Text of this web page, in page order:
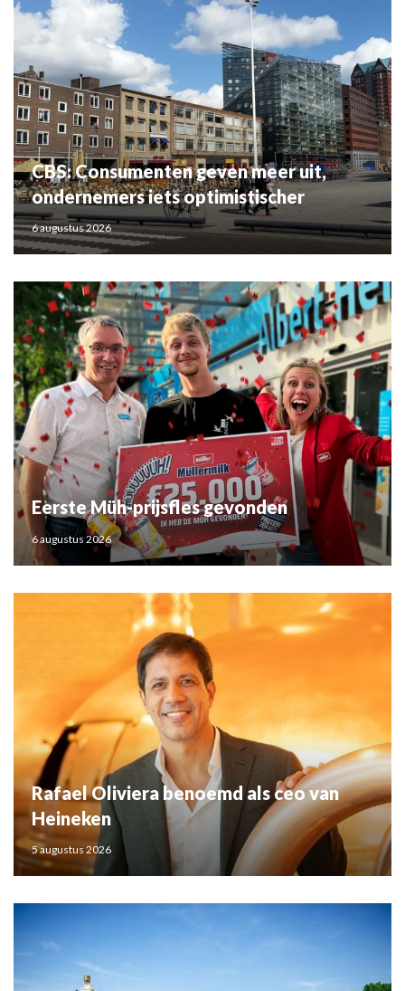
CBS: Consumenten geven meer uit,
ondernemers iets optimistischer
6 augustus 2026
Eerste Müh-prijsfles gevonden
6 augustus 2026
Rafael Oliviera benoemd als ceo van
Heineken
5 augustus 2026